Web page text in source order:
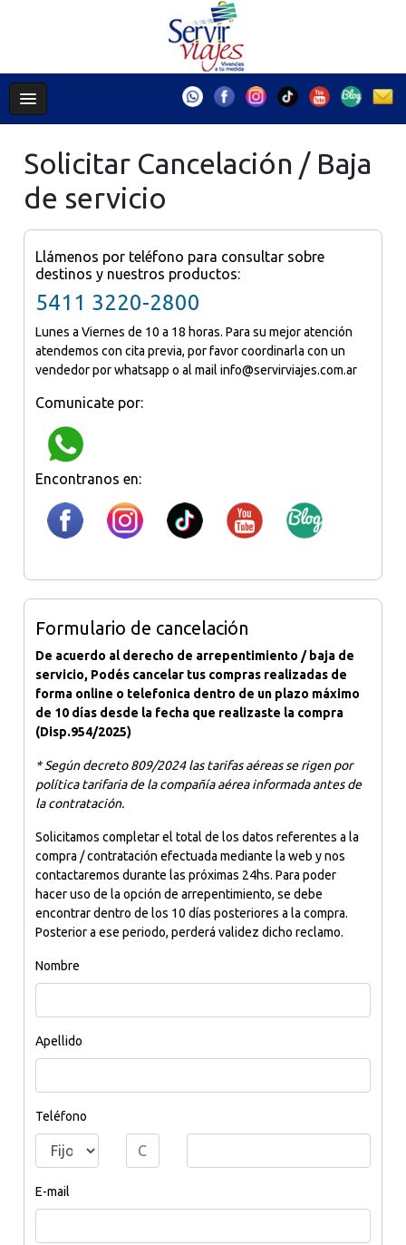
Solicitar Cancelación / Baja
de servicio
Llámenos por teléfono para consultar sobre
destinos y nuestros productos:
5411 3220-2800
Lunes a Viernes de 10 a 18 horas. Para su mejor atención
atendemos con cita previa, por favor coordinarla con un
vendedor por whatsapp o al mail info@servirviajes.com.ar
Comunicate por:
Encontranos en:
Formulario de cancelación
De acuerdo al derecho de arrepentimiento / baja de
servicio, Podés cancelar tus compras realizadas de
forma online o telefonica dentro de un plazo máximo
de 10 días desde la fecha que realizaste la compra
(Disp.954/2025)
* Según decreto 809/2024 las tarifas aéreas se rigen por
política tarifaria de la compañía aérea informada antes de
la contratación.
Solicitamos completar el total de los datos referentes a la
compra / contratación efectuada mediante la web y nos
contactaremos durante las próximas 24hs. Para poder
hacer uso de la opción de arrepentimiento, se debe
encontrar dentro de los 10 días posteriores a la compra.
Posterior a ese periodo, perderá validez dicho reclamo.
Nombre
Apellido
Teléfono
E-mail